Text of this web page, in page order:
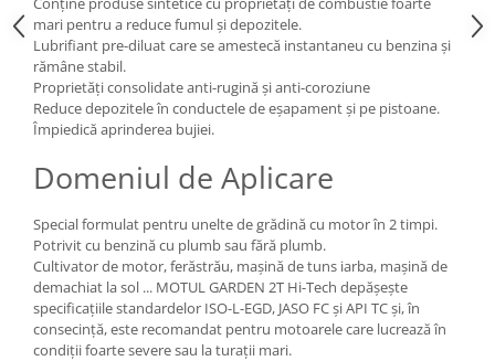
mari pentru a reduce fumul și depozitele.
Lubrifiant pre-diluat care se amestecă instantaneu cu benzina și
rămâne stabil.
Proprietăți consolidate anti-rugină și anti-coroziune
Reduce depozitele în conductele de eșapament și pe pistoane.
Împiedică aprinderea bujiei.
Domeniul de Aplicare
Special formulat pentru unelte de grădină cu motor în 2 timpi.
Potrivit cu benzină cu plumb sau fără plumb.
Cultivator de motor, ferăstrău, mașină de tuns iarba, mașină de
demachiat la sol ... MOTUL GARDEN 2T Hi-Tech depășește
specificațiile standardelor ISO-L-EGD, JASO FC și API TC și, în
consecință, este recomandat pentru motoarele care lucrează în
condiții foarte severe sau la turații mari.